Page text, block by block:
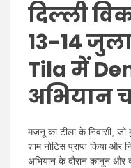
दिल्ली
13-14
Tila में
अभियान
मजनू का टीला के निवासी,
शाम नोटिस प्राप्त किया और
अभियान के दौरान कानून और